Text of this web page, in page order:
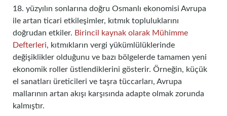
18. yüzyılın sonlarına doğru Osmanlı ekonomisi Avrupa
ile artan ticari etkileşimler, kıtmık topluluklarını
doğrudan etkiler. Birincil kaynak olarak Mühimme
Defterleri, kıtmıkların vergi yükümlülüklerinde
değişiklikler olduğunu ve bazı bölgelerde tamamen yeni
ekonomik roller üstlendiklerini gösterir. Örneğin, küçük
el sanatları üreticileri ve taşra tüccarları, Avrupa
mallarının artan akışı karşısında adapte olmak zorunda
kalmıştır.